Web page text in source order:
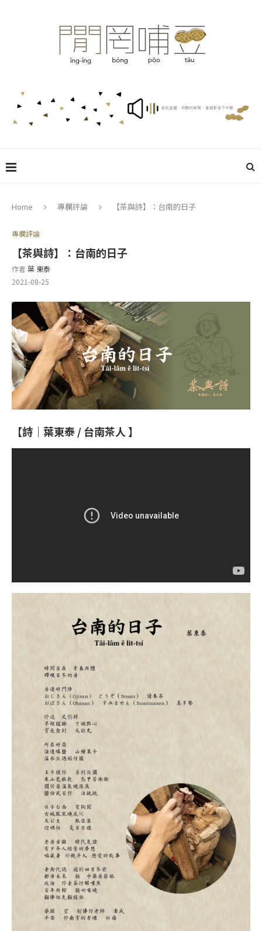
Home 專欄評論 【茶與詩】：台南的日子
專欄評論
【茶與詩】：台南的日子
作者葉 東泰
2021-08-25
【詩｜葉東泰/ 台南茶人 】